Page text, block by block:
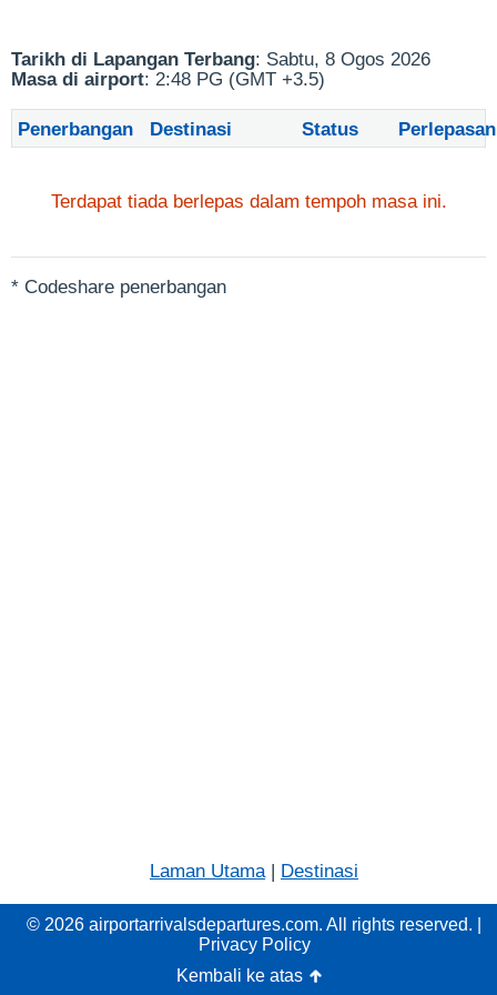
Tarikh di Lapangan Terbang: Sabtu, 8 Ogos 2026
Masa di airport: 2:48 PG (GMT +3.5)
Penerbangan Destinasi Status Perlepasan
Terdapat tiada berlepas dalam tempoh masa ini.
* Codeshare penerbangan
Laman Utama| Destinasi
© 2026 airportarrivalsdepartures.com. All rights reserved. |
Privacy Policy
Kembali ke atas